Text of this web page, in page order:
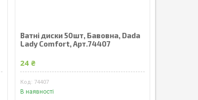
Ватні диски 50шт, Бавовна, Dada
Lady Comfort, Арт.74407
24 ₴
74407
В наявності